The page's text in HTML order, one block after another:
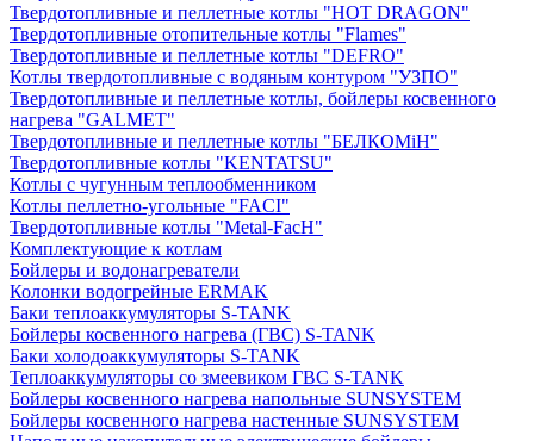
Твердотопливные и пеллетные котлы "HOT DRAGON"
Твердотопливные отопительные котлы "Flames"
Твердотопливные и пеллетные котлы "DEFRO"
Котлы твердотопливные с водяным контуром "УЗПО"
Твердотопливные и пеллетные котлы, бойлеры косвенного
нагрева "GALMET"
Твердотопливные и пеллетные котлы "БЕЛКОМiН"
Твердотопливные котлы "KENTATSU"
Котлы с чугунным теплообменником
Котлы пеллетно-угольные "FACI"
Твердотопливные котлы "Metal-FacH"
Комплектующие к котлам
Бойлеры и водонагреватели
Колонки водогрейные ERMAK
Баки теплоаккумуляторы S-TANK
Бойлеры косвенного нагрева (ГВС) S-TANK
Баки холодоаккумуляторы S-TANK
Теплоаккумуляторы со змеевиком ГВС S-TANK
Бойлеры косвенного нагрева напольные SUNSYSTEM
Бойлеры косвенного нагрева настенные SUNSYSTEM